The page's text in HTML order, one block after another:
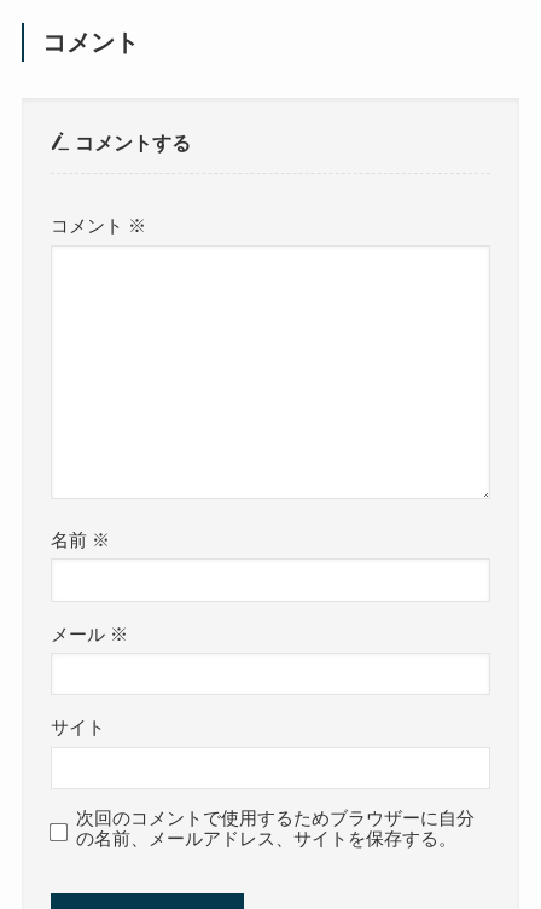
コメント
コメントする
コメント ※
名前 ※
メール ※
サイト
次回のコメントで使用するためブラウザーに自分
の名前、メールアドレス、サイトを保存する。